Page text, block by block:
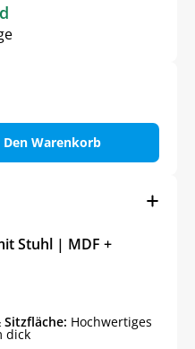
Den Warenkorb
Stuhl | MDF +
Hochwertiges
dick